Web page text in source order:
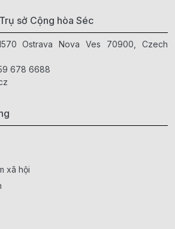
sở Cộng hòa Séc
Ostrava Nova Ves 70900, Czech
678 6688
xã hội